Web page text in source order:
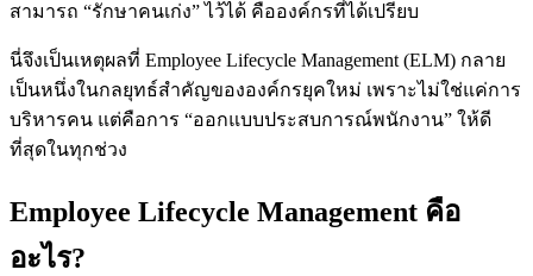
สามารถ “รักษาคนเก่ง” ไว้ได้ คือองค์กรที่ได้เปรียบ
นี่จึงเป็นเหตุผลที่ Employee Lifecycle Management (ELM) กลาย
เป็นหนึ่งในกลยุทธ์สำคัญขององค์กรยุคใหม่ เพราะไม่ใช่แค่การ
บริหารคน แต่คือการ “ออกแบบประสบการณ์พนักงาน” ให้ดี
ที่สุดในทุกช่วง
Employee Lifecycle Management คือ
อะไร?